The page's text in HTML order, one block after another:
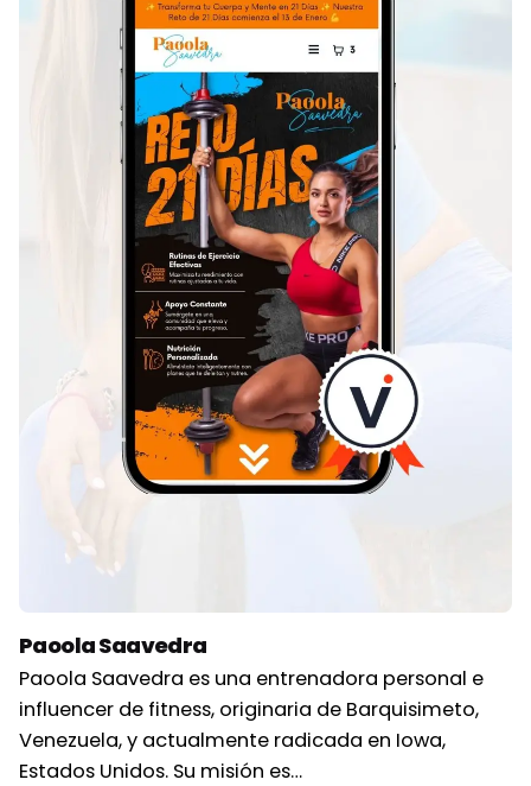
Paoola Saavedra
Paoola Saavedra es una entrenadora personal e
influencer de fitness, originaria de Barquisimeto,
Venezuela, y actualmente radicada en Iowa,
Estados Unidos. Su misión es…